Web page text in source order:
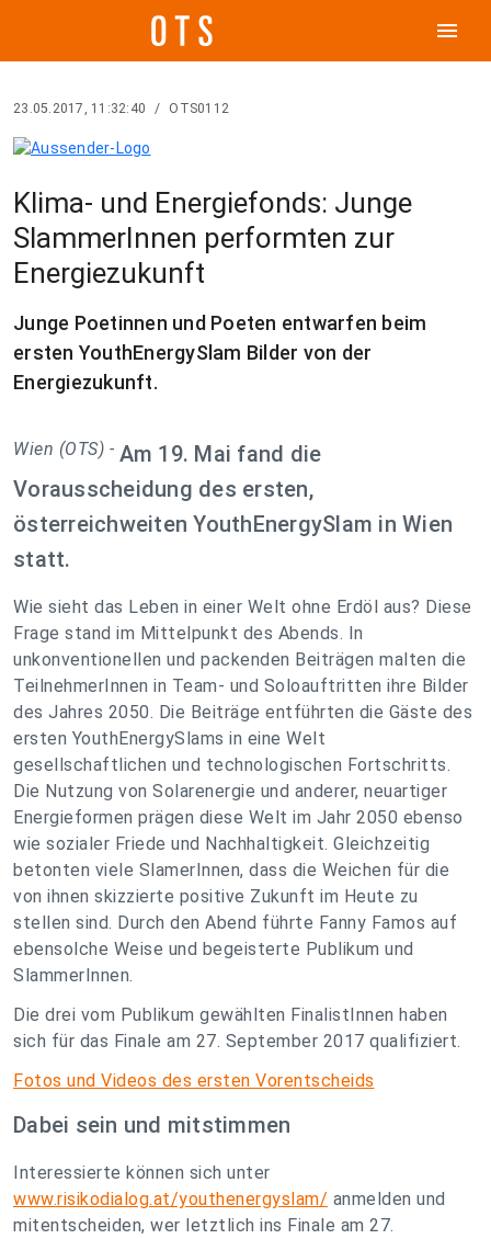
menu
23.05.2017, 11:32:40 / OTS0112
Klima- und Energiefonds: Junge
SlammerInnen performten zur
Energiezukunft
Junge Poetinnen und Poeten entwarfen beim
ersten YouthEnergySlam Bilder von der
Energiezukunft.
Wien (OTS) - Am 19. Mai fand die
Vorausscheidung des ersten,
österreichweiten YouthEnergySlam in Wien
statt.
Wie sieht das Leben in einer Welt ohne Erdöl aus? Diese
Frage stand im Mittelpunkt des Abends. In
unkonventionellen und packenden Beiträgen malten die
TeilnehmerInnen in Team- und Soloauftritten ihre Bilder
des Jahres 2050. Die Beiträge entführten die Gäste des
ersten YouthEnergySlams in eine Welt
gesellschaftlichen und technologischen Fortschritts.
Die Nutzung von Solarenergie und anderer, neuartiger
Energieformen prägen diese Welt im Jahr 2050 ebenso
wie sozialer Friede und Nachhaltigkeit. Gleichzeitig
betonten viele SlamerInnen, dass die Weichen für die
von ihnen skizzierte positive Zukunft im Heute zu
stellen sind. Durch den Abend führte Fanny Famos auf
ebensolche Weise und begeisterte Publikum und
SlammerInnen.
Die drei vom Publikum gewählten FinalistInnen haben
sich für das Finale am 27. September 2017 qualifiziert.
Fotos und Videos des ersten Vorentscheids
Dabei sein und mitstimmen
Interessierte können sich unter
www.risikodialog.at/youthenergyslam/ anmelden und
mitentscheiden, wer letztlich ins Finale am 27.